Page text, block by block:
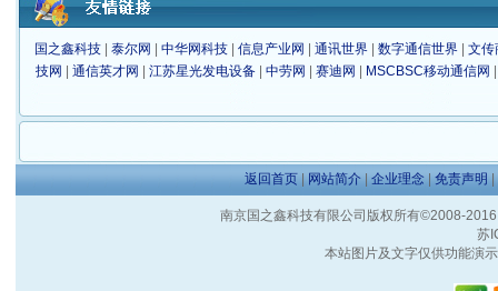
国之鑫科技 泰尔网 中华网科技 信息产业网 通讯世界 数字通信世界
文传
技网
通信英才网 江苏星光发电设备| 中劳网 赛迪网 MSCBSC移动通信网
返回首页| 网站简介 | 企业理念 | 免责声明 |
南京国之鑫科技有限公司版权所有©2008-
苏
本站图片及文字仅供功能演